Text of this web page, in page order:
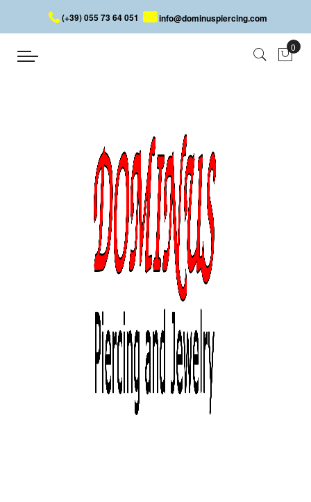
(+39) 055 73 64 051 info@dominuspiercing.com
RINGPIERCING MIT PERLE
RINGPIERCING MIT PERLE